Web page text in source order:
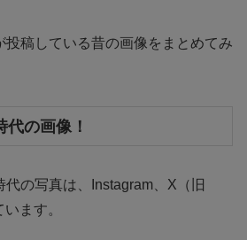
投稿している昔の画像をまとめてみ
代の画像！
代の写真は、Instagram、X（旧
ます。